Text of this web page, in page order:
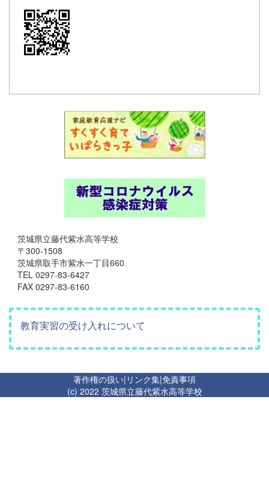
茨城県立藤代紫水高等学校
〒300-1508
茨城県取手市紫水一丁目660
TEL 0297-83-6427
FAX 0297-83-6160
教育実習の受け入れについて
著作権の扱い| リンク集|免責事項
(c) 2022 茨城県立藤代紫水高等学校